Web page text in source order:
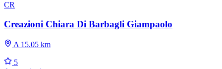
CR
Creazioni Chiara Di Barbagli Giampaolo
A 15.05 km
5